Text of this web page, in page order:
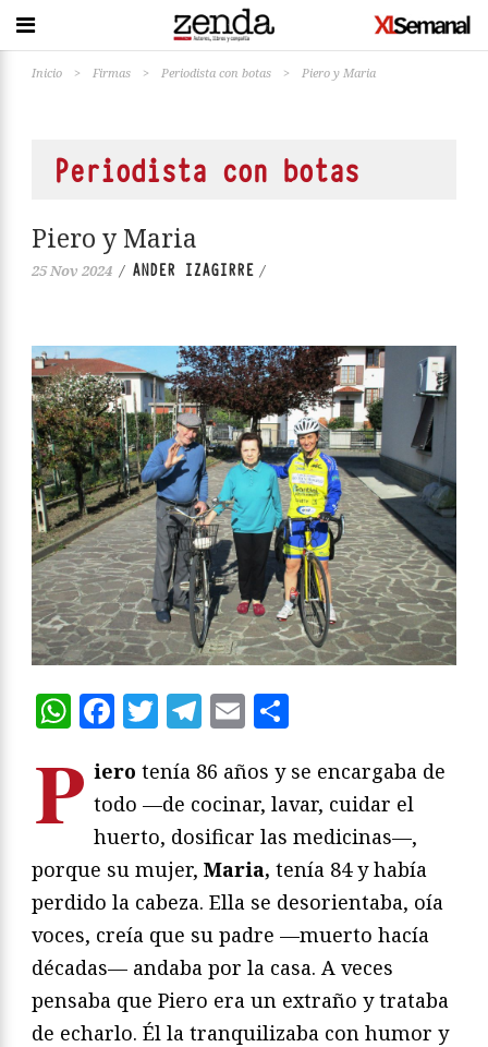
Inicio > Firmas > Periodista con botas > Piero y Maria
Periodista con botas
Piero y Maria
25 Nov 2024 / ANDER IZAGIRRE /
WhatsApp
Facebook
Twitter
Telegram
Email
P iero tenía 86 años y se encargaba de
todo —de cocinar, lavar, cuidar el
huerto, dosificar las medicinas—,
porque su mujer, Maria, tenía 84 y había
perdido la cabeza. Ella se desorientaba, oía
voces, creía que su padre —muerto hacía
décadas— andaba por la casa. A veces
pensaba que Piero era un extraño y trataba
de echarlo. Él la tranquilizaba con humor y